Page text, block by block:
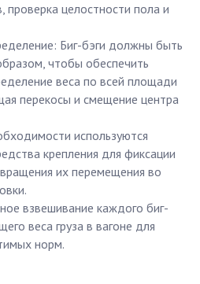
проверка целостности пола и
Биг-бэги должны быть
чтобы обеспечить
веса по всей площади
перекосы и смещение центра
используются
крепления для фиксации
их перемещения во
взвешивание каждого биг-
веса груза в вагоне для
норм.